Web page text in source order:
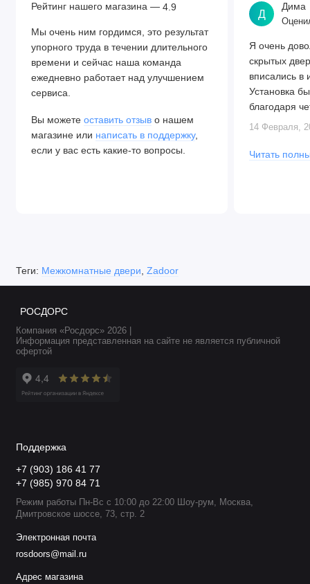
Рейтинг нашего магазина — 4.9
Мы очень ним гордимся, это результат
упорного труда в течении длительного
времени и сейчас наша команда
ежедневно работает над улучшением
сервиса.
Вы можете оставить отзыв о нашем
магазине или написать в поддержку,
если у вас есть какие-то вопросы.
Д
Дима
Я очень
скрытых
вписались в
Установка
благодаря
Алексея.
14 Февраля,
Читать
Теги: Межкомнатные двери Zadoor
РОСДОРС
Компания «Росдорс» 2026 |
Информация представленная на сайте не является публичной
офертой
Поддержка
+7 (903) 186 41 77
+7 (985) 970 84 71
Режим работы Пн-Вс с 10:00 до 22:00 Шоу-рум, Москва,
Дмитровское шоссе, 73, стр. 2
Электронная почта
rosdoors@mail.ru
Адрес магазина